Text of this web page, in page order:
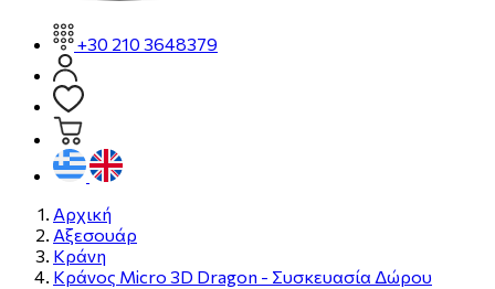
+30 210 3648379
Αρχική
Αξεσουάρ
Κράνη
Κράνος Micro 3D Dragon - Συσκευασία Δώρου